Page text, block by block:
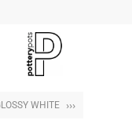
WHITE ›››